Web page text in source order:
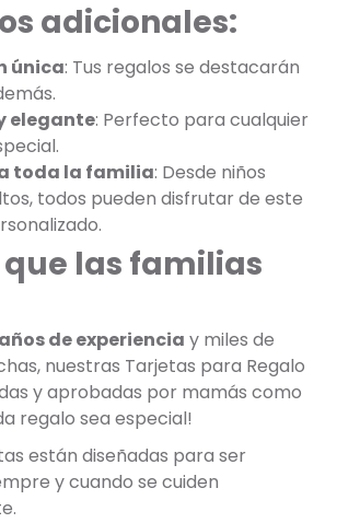
adicionales:
única: Tus regalos se destacarán
elegante: Perfecto para cualquier
toda la familia: Desde niños
todos pueden disfrutar de este
las familias
de experiencia y miles de
nuestras Tarjetas para Regalo
y aprobadas por mamás como
regalo sea especial!
están diseñadas para ser
y cuando se cuiden